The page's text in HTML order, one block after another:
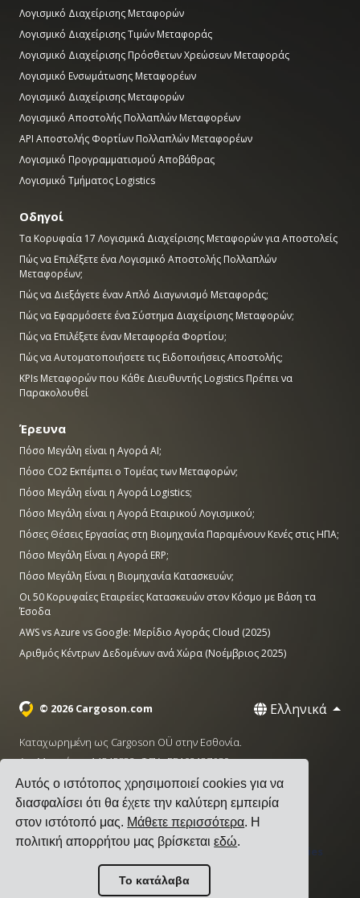
Αυτός ο ιστότοπος χρησιμοποιεί cookies για να
διασφαλίσει ότι θα έχετε την καλύτερη εμπειρία
στον ιστότοπό μας. Μάθετε περισσότερα. Η
πολιτική απορρήτου μας βρίσκεταιεδώ.
Το κατάλαβα
Λογισμικό Διαχείρισης Μεταφορών
Λογισμικό Διαχείρισης Τιμών Μεταφοράς
Λογισμικό Διαχείρισης Πρόσθετων Χρεώσεων Μεταφοράς
Λογισμικό Ενσωμάτωσης Μεταφορέων
Λογισμικό Διαχείρισης Μεταφορών
Λογισμικό Αποστολής Πολλαπλών Μεταφορέων
API Αποστολής Φορτίων Πολλαπλών Μεταφορέων
Λογισμικό Προγραμματισμού Αποβάθρας
Λογισμικό Τμήματος Logistics
Οδηγοί
Τα Κορυφαία 17 Λογισμικά Διαχείρισης Μεταφορών για Αποστολείς
Πώς να Επιλέξετε ένα Λογισμικό Αποστολής Πολλαπλών
Μεταφορέων;
Πώς να Διεξάγετε έναν Απλό Διαγωνισμό Μεταφοράς;
Πώς να Εφαρμόσετε ένα Σύστημα Διαχείρισης Μεταφορών;
Πώς να Επιλέξετε έναν Μεταφορέα Φορτίου;
Πώς να Αυτοματοποιήσετε τις Ειδοποιήσεις Αποστολής;
KPIs Μεταφορών που Κάθε Διευθυντής Logistics Πρέπει να
Παρακολουθεί
Έρευνα
Πόσο Μεγάλη είναι η Αγορά AI;
Πόσο CO2 Εκπέμπει ο Τομέας των Μεταφορών;
Πόσο Μεγάλη είναι η Αγορά Logistics;
Πόσο Μεγάλη είναι η Αγορά Εταιρικού Λογισμικού;
Πόσες Θέσεις Εργασίας στη Βιομηχανία Παραμένουν Κενές στις ΗΠΑ;
Πόσο Μεγάλη Είναι η Αγορά ERP;
Πόσο Μεγάλη Είναι η Βιομηχανία Κατασκευών;
Οι 50 Κορυφαίες Εταιρείες Κατασκευών στον Κόσμο με Βάση τα
Έσοδα
AWS vs Azure vs Google: Μερίδιο Αγοράς Cloud (2025)
Αριθμός Κέντρων Δεδομένων ανά Χώρα (Νοέμβριος 2025)
© 2026 Cargoson.com Ελληνικά
Καταχωρημένη ως Cargoson OÜ στην Εσθονία.
Αρ. Μητρώου: 14545832. ΦΠΑ: EE102137680.
Έδρα: Pärnu mnt. 141, 11314 Ταλίν, Εσθονία
+372 5555 0028 · hello@cargoson.com
Όροι Χρήσης | Πολιτική Απορρήτου|Πολιτική Cookies